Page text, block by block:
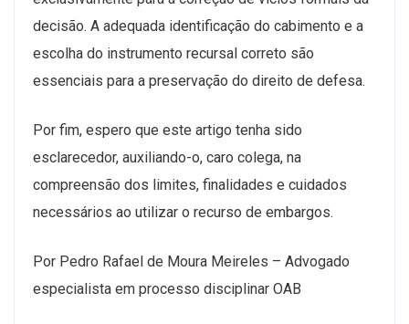
decisão. A adequada identificação do cabimento e a
escolha do instrumento recursal correto são
essenciais para a preservação do direito de defesa.
Por fim, espero que este artigo tenha sido
esclarecedor, auxiliando-o, caro colega, na
compreensão dos limites, finalidades e cuidados
necessários ao utilizar o recurso de embargos.
Por Pedro Rafael de Moura Meireles – Advogado
especialista em processo disciplinar OAB